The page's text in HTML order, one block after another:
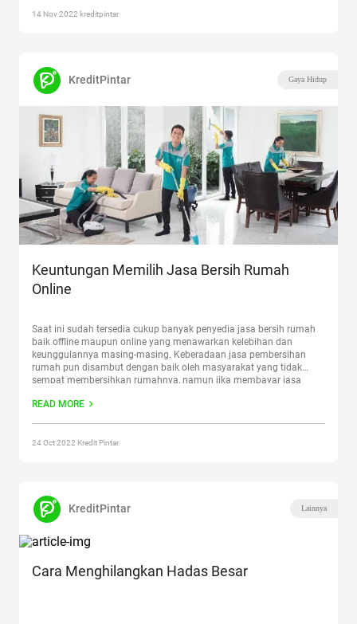
14 Nov 2022 kreditpintar
KreditPintar Gaya Hidup
Keuntungan Memilih Jasa Bersih Rumah
Online
Saat ini sudah tersedia cukup banyak penyedia jasa bersih rumah
baik offline maupun online yang menawarkan kelebihan dan
keunggulannya masing-masing. Keberadaan jasa pembersihan
rumah pun disambut dengan baik oleh masyarakat yang tidak
sempat membersihkan rumahnya, namun jika membayar jasa
kediamannya tidak terlalu kotor. Memang membersihkan rumah
READ MORE
24 Oct 2022 Kredit Pintar.
KreditPintar Lainnya
Cara Menghilangkan Hadas Besar